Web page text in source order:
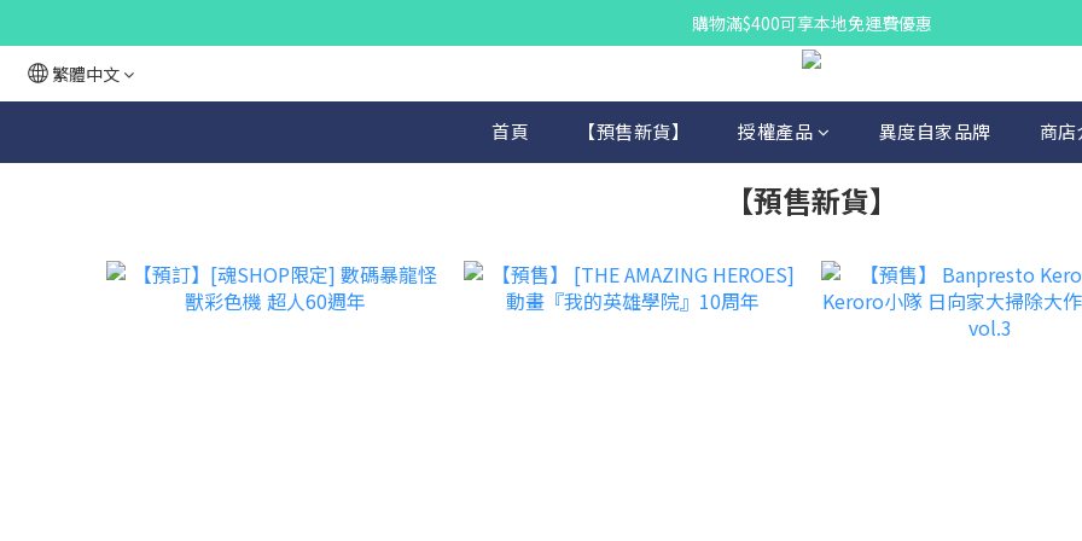
購物滿$400可享本地免運費優惠
繁體中文
首頁 【預售新貨】 授權產品 異度自家品牌 商
【預售新貨】